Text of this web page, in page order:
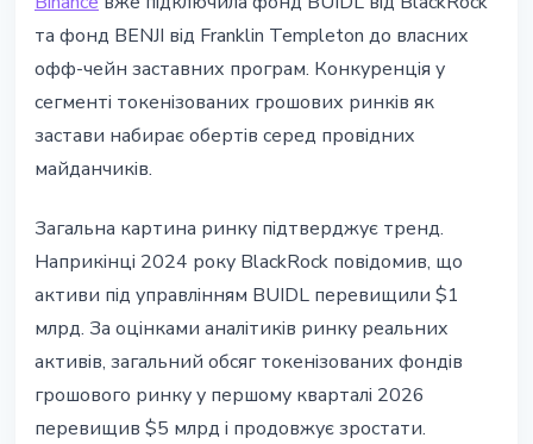
та фонд BENJI від Franklin Templeton до власних
офф-чейн заставних програм. Конкуренція у
сегменті токенізованих грошових ринків як
застави набирає обертів серед провідних
майданчиків.
Загальна картина ринку підтверджує тренд.
Наприкінці 2024 року BlackRock повідомив, що
активи під управлінням BUIDL перевищили $1
млрд. За оцінками аналітиків ринку реальних
активів, загальний обсяг токенізованих фондів
грошового ринку у першому кварталі 2026
перевищив $5 млрд і продовжує зростати.